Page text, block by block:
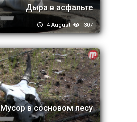
Дыра в асфальте
4 August 307
Мусор в сосновом лесу